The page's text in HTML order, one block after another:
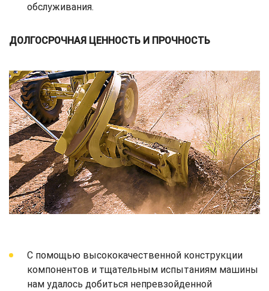
обслуживания.
ДОЛГОСРОЧНАЯ ЦЕННОСТЬ И ПРОЧНОСТЬ
С помощью высококачественной конструкции
компонентов и тщательным испытаниям машины
нам удалось добиться непревзойденной